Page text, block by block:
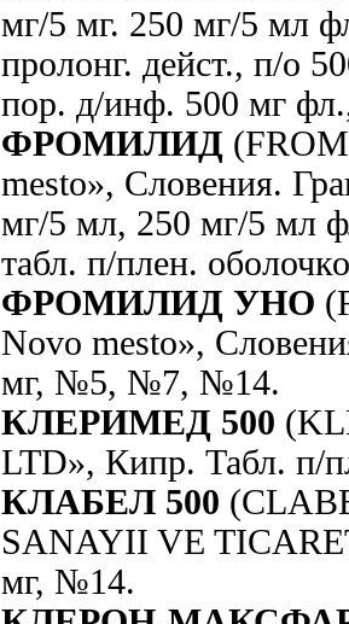
мг/5 мг. 250 мг/5 мл
пролонг. дейст., п/
пор. д/инф. 500 мг
ФРОМИЛИД
mesto», Словения.
мг/5 мл, 250 мг/5 мл
табл. п/плен.
ФРОМИЛИД УНО
Novo mesto»,
мг, №5, №7, №14.
КЛЕРИМЕД 500
LTD», Кипр. Табл. п/
КЛАБЕЛ 500
SANAYII VE
мг, №14.